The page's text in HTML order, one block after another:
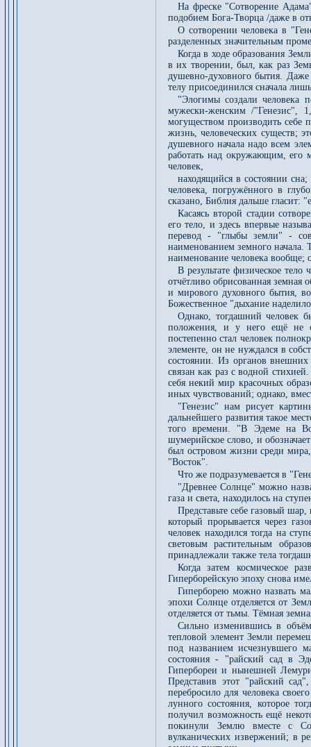
На фреске "Сотворение
подобием Бога-Творца /даже в
О сотворении человека в
разделенных значительным
Когда в ходе образования
в их творении, был, как раз
душевно-духовного бытия.
телу присоединился сначала
"Элогимы создали человека
мужески-женским /"Генезис",
могуществом производить себе
жизнь, человеческих существ;
душевного начала надо всем
работать над окружающим, его
человек,
находящийся в состоянии
человека, погружённого в
сказано, Библия дальше гласит:
Касаясь второй стадии
его тело, и здесь впервые
перевод - "глыбы земли" -
наименованием земного начала.
наименование человека
В результате физическое
отчётливо обрисованная земная
и мирового духовного бытия,
Божественное "дыхание
Однако, тогдашний человек
положения, и у него ещё не
постепенно стал человек
элементе, он не нуждался в
состоянии. Из органов внешних
связан как раз с водной
себя некий мир красочных
иных чувствований; однако,
"Генезис" нам рисует
дальнейшего развития такое
того времени. "В Эдеме на
шумерийское слово, и
был островом жизни среди
"Восток".
Что же подразумевается в
"Древнее Солнце" можно
газа и света, находилось на
Представьте себе газовый
который прорывается через
человек находился тогда на
световым растительным
принадлежали также тела
Когда затем космическое
Гиперборейскую эпоху снова
Гиперборею можно назвать
эпохи Солнце отделяется от
отделяется от тьмы. Тёмная
Сильно изменившись в
тепловой элемент Земли
под названием исчезнувшего
состояния - "райский сад в
Гипербореи и нынешней
Представив этот "райский
перебросило для человека
лунного состояния, которое
получил возможность ещё
покинули Землю вместе с
вулканических извержений; в